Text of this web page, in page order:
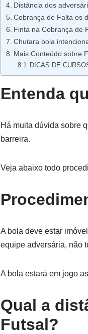
Distância dos
Cobrança de Falta os
Finta na Cobrança de
Chutara bola
Mais Conteúdo sobre
DICAS DE
Entenda
Há muita dúvida sobre
barreira.
Veja abaixo todo
A bola deve estar
equipe adversária, não
A bola estará em jogo
Qual a
Futsal?